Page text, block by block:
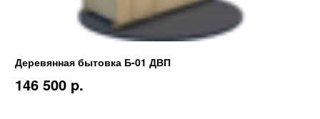
Деревянная бытовка Б-01 ДВП
146 500 p.